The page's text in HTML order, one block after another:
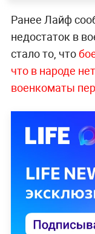
Ранее Лайф
недостаток в
стало то, что
что в народе
военкоматы